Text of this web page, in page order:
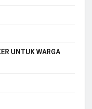
UNTUK WARGA